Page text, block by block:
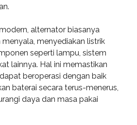
alternator biasanya
menyediakan listrik
seperti lampu, sistem
lainnya. Hal ini memastikan
beroperasi dengan baik
baterai secara terus-menerus,
daya dan masa pakai